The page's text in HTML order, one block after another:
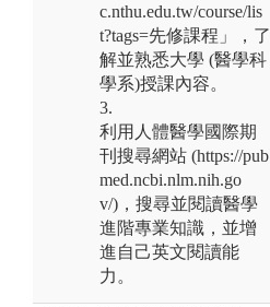
c.nthu.edu.tw/course/lis
t?tags=先修課程」，了
解並熟悉大學 (醫學科
學系)授課內容。
3.
利用人體醫學國際期
刊搜尋網站 (https://pub
med.ncbi.nlm.nih.go
v/)，搜尋並閱讀醫學
進階專業知識，並增
進自己英文閱讀能
力。